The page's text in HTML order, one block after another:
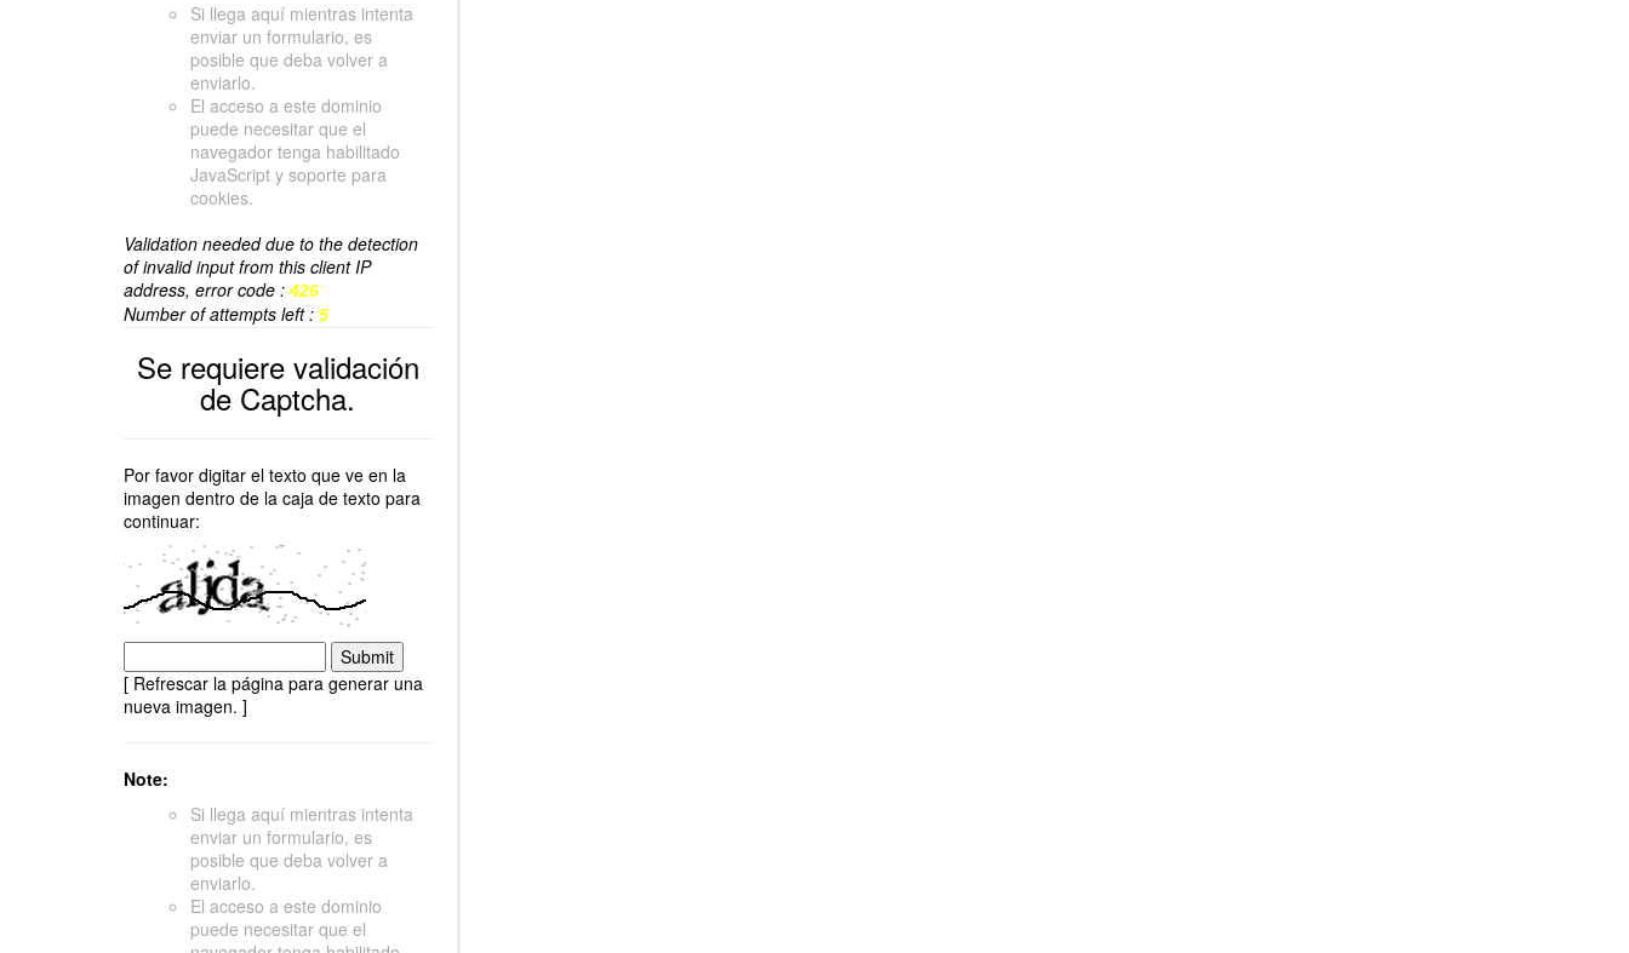
Si llega aquí mientras intenta
enviar un formulario, es
posible que deba volver a
enviarlo.
El acceso a este dominio
puede necesitar que el
navegador tenga habilitado
JavaScript y soporte para
cookies.
Validation needed due to the detection
of invalid input from this client IP
address, error code : 426
Number of attempts left : 5
Se requiere validación
de Captcha.
Por favor digitar el texto que ve en la
imagen dentro de la caja de texto para
continuar:
[ Refrescar la página para generar una
nueva imagen. ]
Note:
Si llega aquí mientras intenta
enviar un formulario, es
posible que deba volver a
enviarlo.
El acceso a este dominio
puede necesitar que el